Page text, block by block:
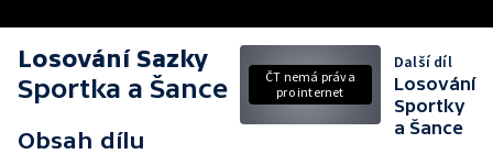
Losování Sazky
Sportka a Šance
Obsah dílu
ČT nemá práva
pro internet
Další díl
Losování
Sportky
a Šance